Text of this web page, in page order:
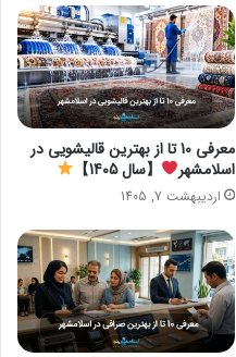
معرفی 10 تا از بهترین قالیشویی در
اسلامشهر
【سال 1405】
اردیبهشت 7, 1405